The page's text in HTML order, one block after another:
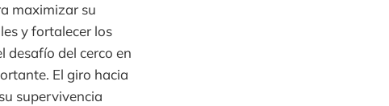
maximizar su
y fortalecer los
desafío del cerco en
El giro hacia
supervivencia